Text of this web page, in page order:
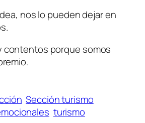
nos lo pueden dejar en
contentos porque somos
Sección turismo
turismo